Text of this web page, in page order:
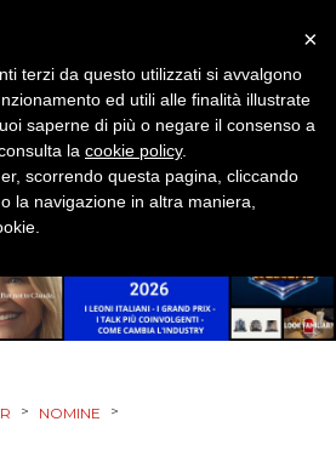
> NOMINE >
×
terzi da questo utilizzati si avvalgono
ed utili alle finalità illustrate
saperne di più o negare il consenso a
la cookie policy.
scorrendo questa pagina, cliccando
la navigazione in altra maniera,